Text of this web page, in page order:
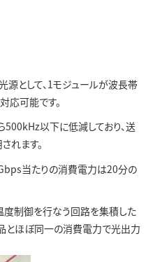
として、1モジュールが波長帯
応可能です。
以下に低減しており、送
れます。
当たりの消費電力は20分の
度制御を行なう回路を集積した
とほぼ同一の消費電力で光出力